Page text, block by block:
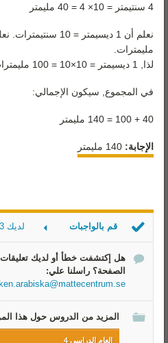
4 سنتيمتر = 10× 4 = 40 مليمتر
مليمترات.
لذا, 1 ديسيمتر = 10×10 = 100 مليمترات.
في المجموع, سيكون الإجمالي:
40 + 100 = 140 مليمتر
الإجابة: 140 مليمتر
قم بالواجبات لديك 3 واجبات أعرضها
حول الوحدات التالية
احسب عدد السنتيمترات
أحسب عدد المليمترات
هل إكتشفت خطأ أو لديك
الصفحة؟ راسلنا علي:
المزيد من الدروس حول هذا
العام الدراسي 4